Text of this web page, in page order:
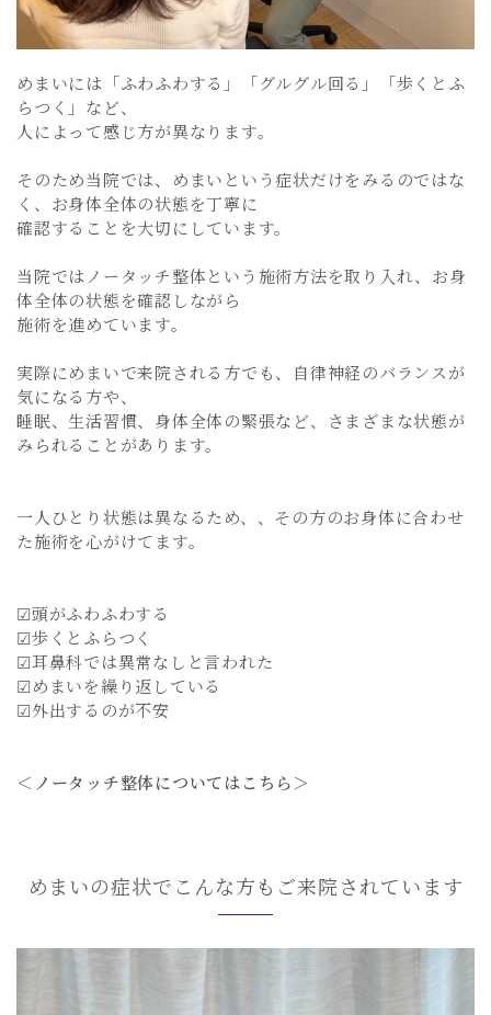
めまいには「ふわふわする」「グルグル回る」「歩くとふ
らつく」など、
人によって感じ方が異なります。
そのため当院では、めまいという症状だけをみるのではな
く、お身体全体の状態を丁寧に
確認することを大切にしています。
当院ではノータッチ整体という施術方法を取り入れ、お身
体全体の状態を確認しながら
施術を進めています。
実際にめまいで来院される方でも、自律神経のバランスが
気になる方や、
睡眠、生活習慣、身体全体の緊張など、さまざまな状態が
みられることがあります。
一人ひとり状態は異なるため、、その方のお身体に合わせ
た施術を心がけてます。
☑頭がふわふわする
☑歩くとふらつく
☑耳鼻科では異常なしと言われた
☑めまいを繰り返している
☑外出するのが不安
＜ノータッチ整体についてはこちら＞
めまいの症状でこんな方もご来院されています